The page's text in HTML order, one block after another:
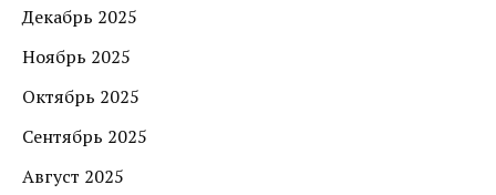
Декабрь 2025
Ноябрь 2025
Октябрь 2025
Сентябрь 2025
Август 2025